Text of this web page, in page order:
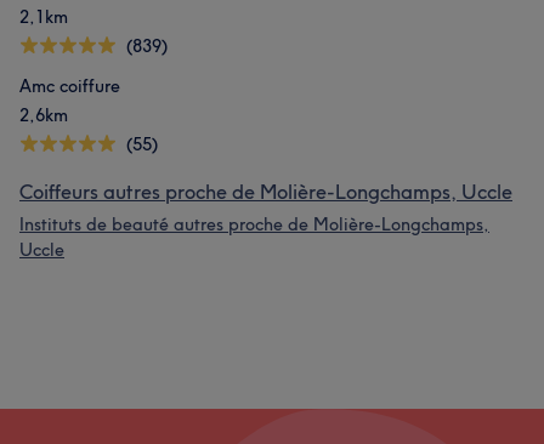
2,1km
(839)
Amc coiffure
2,6km
(55)
Coiffeurs autres proche de Molière-Longchamps, Uccle
Instituts de beauté autres proche de Molière-Longchamps,
Uccle